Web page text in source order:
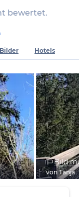
bewertet.
Bilder Hotels
Bild
von Tanja